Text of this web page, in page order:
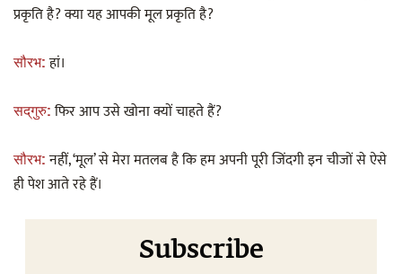
प्रकृति है? क्या यह आपकी मूल प्रकृति है?
सौरभ:हां।
सद्‌गुरु:फिर आप उसे खोना क्यों चाहते हैं?
सौरभ:नहीं, ‘मूल’ से मेरा मतलब है कि हम अपनी पूरी जिंदगी इन चीजों से ऐसे
ही पेश आते रहे हैं।
Subscribe